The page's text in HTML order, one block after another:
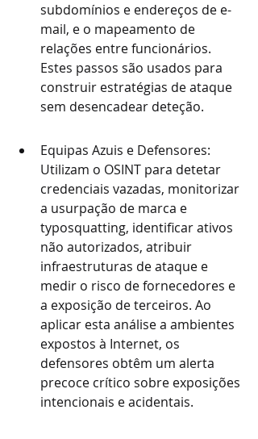
subdomínios e endereços de e-
mail, e o mapeamento de
relações entre funcionários.
Estes passos são usados para
construir estratégias de ataque
sem desencadear deteção.
Equipas Azuis e Defensores:
Utilizam o OSINT para detetar
credenciais vazadas, monitorizar
a usurpação de marca e
typosquatting, identificar ativos
não autorizados, atribuir
infraestruturas de ataque e
medir o risco de fornecedores e
a exposição de terceiros. Ao
aplicar esta análise a ambientes
expostos à Internet, os
defensores obtêm um alerta
precoce crítico sobre exposições
intencionais e acidentais.